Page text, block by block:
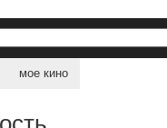
мое кино